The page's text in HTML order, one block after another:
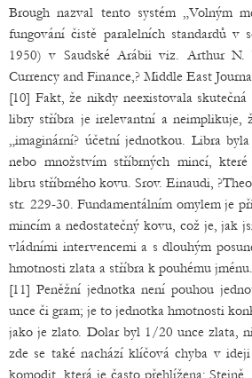
Brough nazval tento systém „Volným
fungování čistě paralelních standardů v
1950) v Saudské Arábii viz. Arthur N.
Currency and Finance,? Middle East
[10] Fakt, že nikdy neexistovala
libry stříbra je irelevantní a neimplikuje,
„imaginární? účetní jednotkou. Libra
nebo množstvím stříbrných mincí, které
libru stříbrného kovu. Srov. Einaudi,
str. 229-30. Fundamentálním omylem je
mincím a nedostatečný kovu, což je, jak
vládními intervencemi a s dlouhým
hmotnosti zlata a stříbra k pouhému jménu.
[11] Peněžní jednotka není pouhou
unce či gram; je to jednotka hmotnosti
jako je zlato. Dolar byl 1/20 unce zlata,
zde se také nachází klíčová chyba v
komodit, která je často přehlížena: